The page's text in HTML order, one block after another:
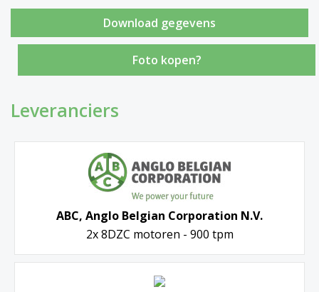
Foto kopen?
Leveranciers
ABC, Anglo Belgian Corporation N.V.
2x 8DZC motoren - 900 tpm